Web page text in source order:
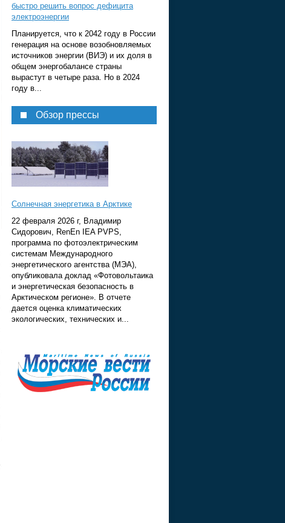
быстро решить вопрос дефицита
электроэнергии
Планируется, что к 2042 году в России
генерация на основе возобновляемых
источников энергии (ВИЭ) и их доля в
общем энергобалансе страны
вырастут в четыре раза. Но в 2024
году в...
Обзор прессы
Солнечная энергетика в Арктике
22 февраля 2026 г, Владимир
Сидорович, RenEn IEA PVPS,
программа по фотоэлектрическим
системам Международного
энергетического агентства (МЭА),
опубликовала доклад «Фотовольтаика
и энергетическая безопасность в
Арктическом регионе». В отчете
дается оценка климатических
экологических, технических и...